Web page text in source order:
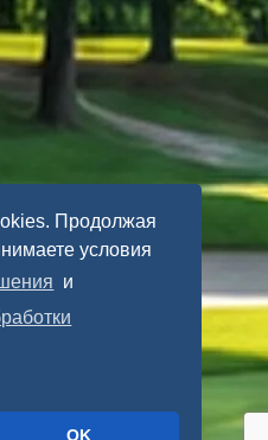
Продолжая
условия
и
OK